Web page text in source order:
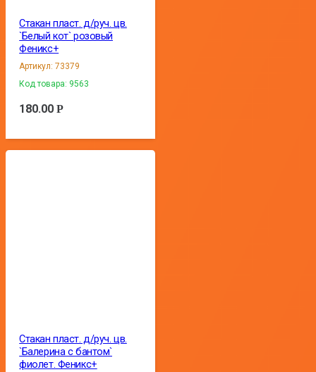
Стакан пласт. д/руч. цв.
`Белый кот` розовый
Феникс+
Артикул:73379
Код товара: 9563
180.00Р
Стакан пласт. д/руч. цв.
`Балерина с бантом`
фиолет. Феникс+